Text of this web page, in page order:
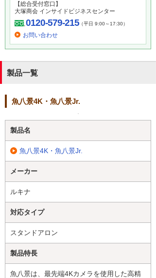
【総合受付窓口】
大塚商会 インサイドビジネスセンター
0120-579-215（平日 9:00～17:30）
お問い合わせ
製品一覧
魚八景4K・魚八景Jr.
製品名
魚八景4K・魚八景Jr.
メーカー
ルキナ
対応タイプ
スタンドアロン
製品特長
魚八景は、最先端4Kカメラを使用した高精